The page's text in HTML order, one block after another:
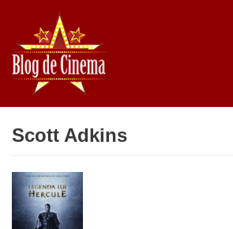
Sari
la
conținut
Scott Adkins